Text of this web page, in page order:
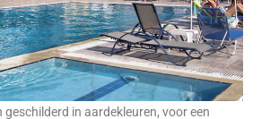
geschilderd in aardekleuren, voor een